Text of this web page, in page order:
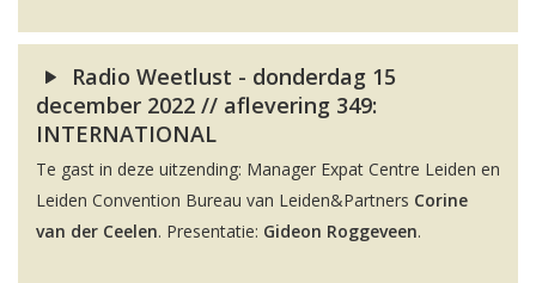
Radio Weetlust - donderdag 15
december 2022 // aflevering 349:
INTERNATIONAL
Te gast in deze uitzending: Manager Expat Centre Leiden en
Leiden Convention Bureau van Leiden&Partners Corine
van der Ceelen. Presentatie: Gideon Roggeveen.